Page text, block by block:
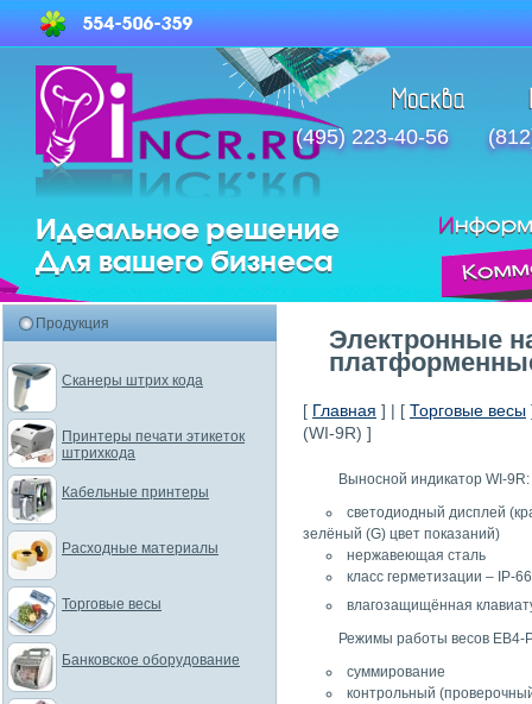
(495) 223-40-56
Электронные
[ Главная ] | [ Торговые весы
(WI-9R) ]
Выносной индикатор WI-9R:
светодиодный дисплей
зелёный (G) цвет показаний)
нержавеющая сталь
класс герметизации – IP-66
влагозащищённая
Режимы работы весов EB4-
суммирование
контрольный
Продукция
Сканеры штрих кода
Принтеры печати этикеток
штрихкода
Кабельные принтеры
Расходные материалы
Торговые весы
Банковское оборудование